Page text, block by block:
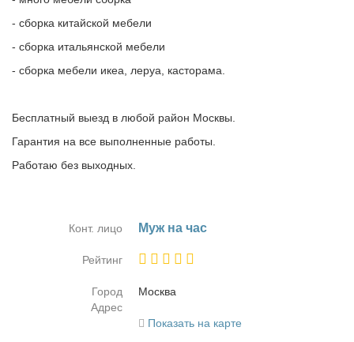
- сборка китайской мебели
- сборка итальянской мебели
- сборка мебели икеа, леруа, касторама.
Бесплатный выезд в любой район Москвы.
Гарантия на все выполненные работы.
Работаю без выходных.
Конт. лицо Муж на час
Рейтинг
Город
Москва
Адрес
Показать на карте